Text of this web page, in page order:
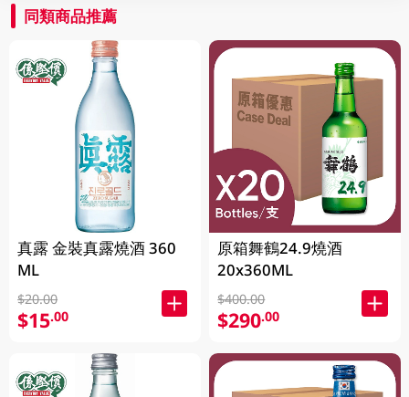
同類商品推薦
真露 金裝真露燒酒 360
ML
$20.00
$15.00
原箱舞鶴24.9燒酒
20x360ML
$400.00
$290.00